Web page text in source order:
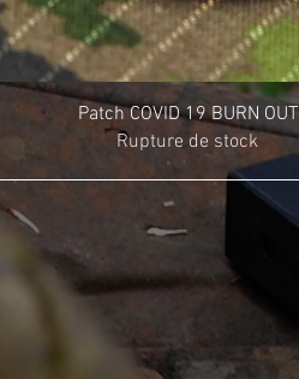
Patch COVID 19 BURN OUT
Rupture de stock